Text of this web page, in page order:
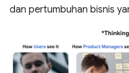
dan pertumbuhan bisnis